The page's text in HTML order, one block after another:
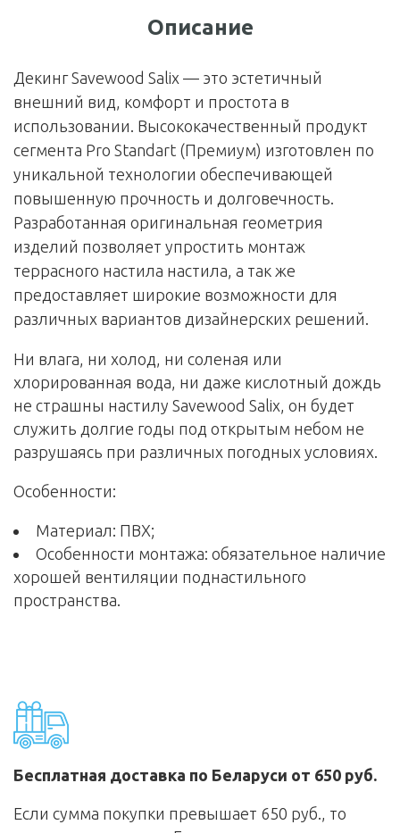
Описание
Декинг Savewood Salix — это эстетичный
внешний вид, комфорт и простота в
использовании. Высококачественный продукт
сегмента Pro Standart (Премиум) изготовлен по
уникальной технологии обеспечивающей
повышенную прочность и долговечность.
Разработанная оригинальная геометрия
изделий позволяет упростить монтаж
террасного настила настила, а так же
предоставляет широкие возможности для
различных вариантов дизайнерских решений.
Ни влага, ни холод, ни соленая или
хлорированная вода, ни даже кислотный дождь
не страшны настилу Savewood Salix, он будет
служить долгие годы под открытым небом не
разрушаясь при различных погодных условиях.
Особенности:
Материал: ПВХ;
Особенности монтажа: обязательное наличие
хорошей вентиляции поднастильного
пространства.
Бесплатная доставка по Беларуси от 650 руб.
Если сумма покупки превышает 650 руб., то